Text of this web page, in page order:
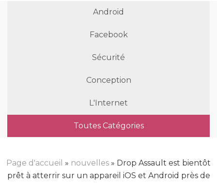
Android
Facebook
Sécurité
Conception
L'Internet
Toutes Catégories
Page d'accueil » nouvelles » Drop Assault est bientôt
prêt à atterrir sur un appareil iOS et Android près de